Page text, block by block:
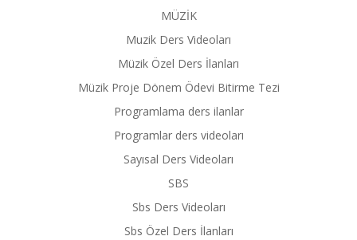
MÜZİK
Muzik Ders Videoları
Müzik Özel Ders İlanları
Müzik Proje Dönem Ödevi Bitirme Tezi
Programlama ders ilanlar
Programlar ders videoları
Sayısal Ders Videoları
SBS
Sbs Ders Videoları
Sbs Özel Ders İlanları